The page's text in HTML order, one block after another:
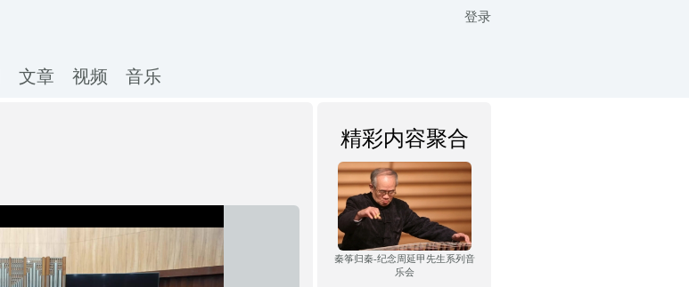
文章 视频 音乐
登录
精彩内容聚合
秦筝归秦-纪念周延甲先生系列音
乐会